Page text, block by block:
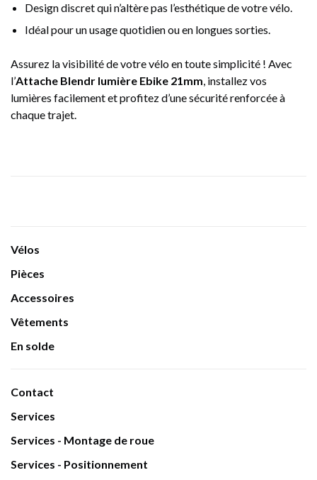
Design discret qui n’altère pas l’esthétique de votre vélo.
Idéal pour un usage quotidien ou en longues sorties.
Assurez la visibilité de votre vélo en toute simplicité ! Avec
l’Attache Blendr lumière Ebike 21mm , installez vos
lumières facilement et profitez d’une sécurité renforcée à
chaque trajet.
Vélos
Pièces
Accessoires
Vêtements
En solde
Contact
Services
Services - Montage de roue
Services - Positionnement